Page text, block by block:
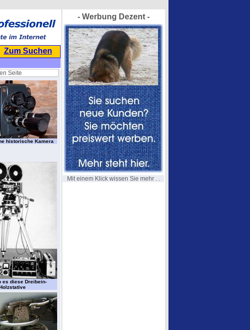
Zum Suchen
Seite
historische Kamera
es diese Dreibein-
- Werbung Dezent -
Mit einem Klick wissen Sie mehr . .